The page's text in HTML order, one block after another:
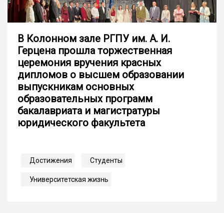
В Колонном зале РГПУ им. А. И.
Герцена прошла торжественная
церемония вручения красных
дипломов о высшем образовании
выпускникам основных
образовательных программ
бакалавриата и магистратуры
юридического факультета
Достижения Студенты
Университетская жизнь